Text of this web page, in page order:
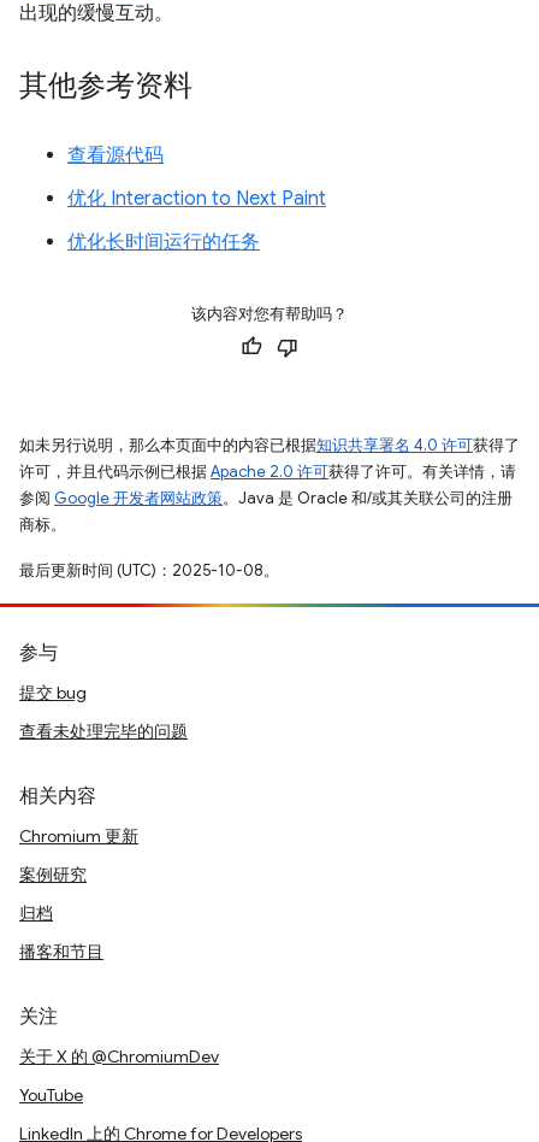
出现的缓慢互动。
其他参考资料
查看源代码
优化 Interaction to Next Paint
优化长时间运行的任务
该内容对您有帮助吗？
如未另行说明，那么本页面中的内容已根据知识共享署名 4.0 许可获得了
许可，并且代码示例已根据Apache 2.0 许可获得了许可。有关详情，请
参阅 Google 开发者网站政策。Java 是 Oracle 和/或其关联公司的注册
商标。
最后更新时间 (UTC)：2025-10-08。
参与
提交 bug
查看未处理完毕的问题
相关内容
Chromium 更新
案例研究
归档
播客和节目
关注
关于 X 的 @ChromiumDev
YouTube
LinkedIn 上的 Chrome for Developers